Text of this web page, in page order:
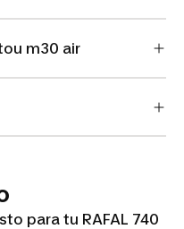
m30 air
para tu RAFAL 740